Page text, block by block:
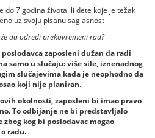
do 7 godina života ili dete koje je težak
uz svoju pisanu saglasnost
da odredi prekovremeni rad?
poslodavca zaposleni dužan da radi
samo u slučaju: više sile, iznenadnog
slučajevima kada je neophodno da
koji nije planiran.
okolnosti, zaposleni bi imao pravo
To odbijanje ne bi predstavljalo
kog bi poslodavac mogao
radu.